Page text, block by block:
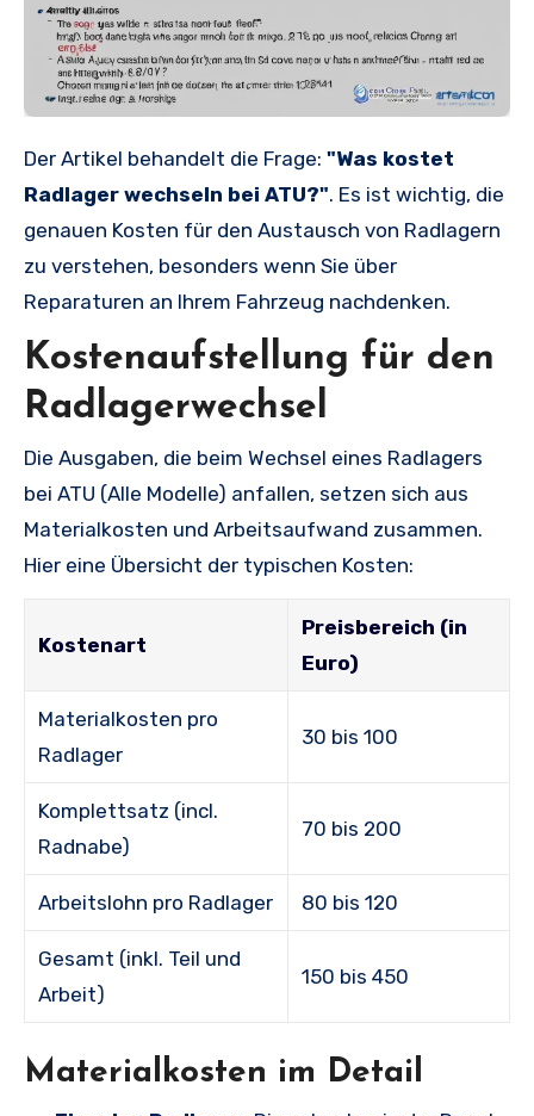
Der Artikel behandelt die Frage: "Was kostet
Radlager wechseln bei ATU?". Es ist wichtig, die
genauen Kosten für den Austausch von Radlagern
zu verstehen, besonders wenn Sie über
Reparaturen an Ihrem Fahrzeug nachdenken.
Kostenaufstellung für den
Radlagerwechsel
Die Ausgaben, die beim Wechsel eines Radlagers
bei ATU (Alle Modelle) anfallen, setzen sich aus
Materialkosten und Arbeitsaufwand zusammen.
Hier eine Übersicht der typischen Kosten:
Kostenart
Preisbereich (in
Euro)
Materialkosten pro
Radlager
30 bis 100
Komplettsatz (incl.
Radnabe)
70 bis 200
Arbeitslohn pro Radlager 80 bis 120
Gesamt (inkl. Teil und
Arbeit)
150 bis 450
Materialkosten im Detail